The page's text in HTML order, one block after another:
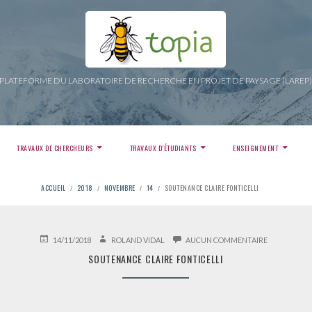
PLATEFORME DU LABORATOIRE DE RECHERCHE EN PROJET DE PAYSAGE (LAREP)
TRAVAUX DE CHERCHEURS TRAVAUX D’ÉTUDIANTS ENSEIGNEMENT
ACCUEIL 2018 NOVEMBRE 14 SOUTENANCE CLAIRE FONTICELLI
PUBLIÉ14/11/2018 AUTEURROLAND VIDAL AUCUN COMMENTAIRESUR
SOUTENANCE CLAIRE FONTICELLI